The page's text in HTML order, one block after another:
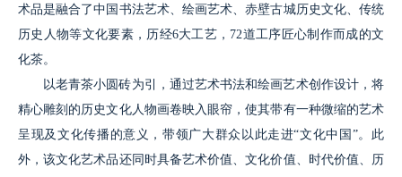
术品是融合了中国书法艺术、绘画艺术、赤壁古城历史文化、传统
历史人物等文化要素，历经6大工艺，72道工序匠心制作而成的文
化茶。
以老青茶小圆砖为引，通过艺术书法和绘画艺术创作设计，将
精心雕刻的历史文化人物画卷映入眼帘，使其带有一种微缩的艺术
呈现及文化传播的意义，带领广大群众以此走进“文化中国”。此
外，该文化艺术品还同时具备艺术价值、文化价值、时代价值、历